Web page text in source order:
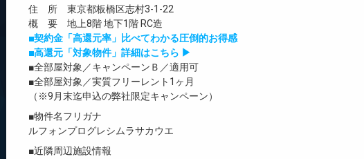
住 所 東京都板橋区志村3-1-22
概 要 地上8階 地下1階 RC造
■契約金「高還元率」比べてわかる圧倒的お得感
■高還元「対象物件」詳細はこちら ▶
■全部屋対象／キャンペーンＢ／適用可
■全部屋対象／実質フリーレント1ヶ月
（※9月末迄申込の弊社限定キャンペーン）
■物件名フリガナ
ルフォンプログレシムラサカウエ
■近隣周辺施設情報